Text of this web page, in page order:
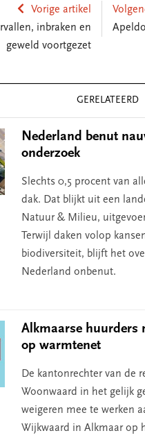
Vorige artikel
inbraken en
geweld voortgezet
GERELATEERD
Nederland benut
onderzoek
Slechts 0,5 procent van
dak. Dat blijkt uit een
Natuur & Milieu,
Terwijl daken volop
biodiversiteit, blijft het
Nederland onbenut.
Alkmaarse huurders
op warmtenet
De kantonrechter van de
Woonwaard in het gelijk
weigeren mee te werken
Wijkwaard in Alkmaar op